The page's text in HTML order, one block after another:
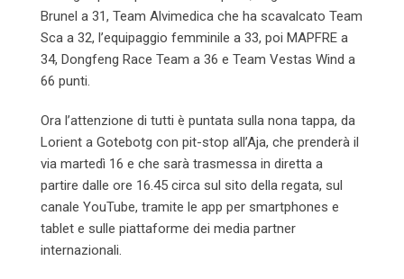
Brunel a 31, Team Alvimedica che ha scavalcato Team
Sca a 32, l’equipaggio femminile a 33, poi MAPFRE a
34, Dongfeng Race Team a 36 e Team Vestas Wind a
66 punti.
Ora l’attenzione di tutti è puntata sulla nona tappa, da
Lorient a Gotebotg con pit-stop all’Aja, che prenderà il
via martedì 16 e che sarà trasmessa in diretta a
partire dalle ore 16.45 circa sul sito della regata, sul
canale YouTube, tramite le app per smartphones e
tablet e sulle piattaforme dei media partner
internazionali.